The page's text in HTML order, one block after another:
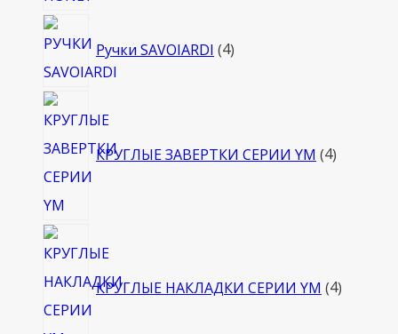
Ручки SAVOIARDI 4товара
КРУГЛЫЕ ЗАВЕРТКИ СЕРИИ YM 4
КРУГЛЫЕ НАКЛАДКИ СЕРИИ YM 4